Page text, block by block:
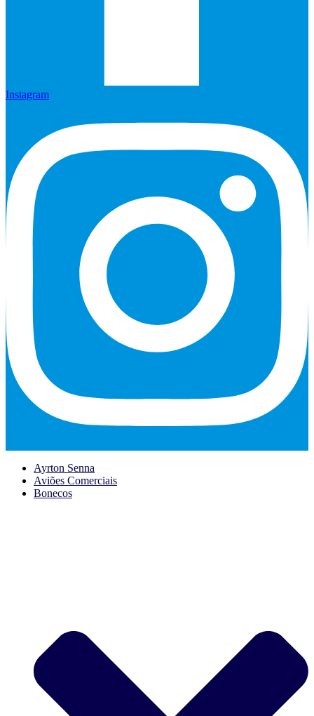
Instagram
Ayrton Senna
Aviões Comerciais
Bonecos